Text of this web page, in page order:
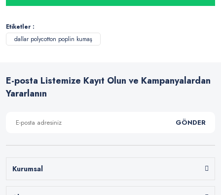
Etiketler :
dallar polycotton poplin kumaş
E-posta Listemize Kayıt Olun ve Kampanyalardan
Yararlanın
GÖNDER
Kurumsal